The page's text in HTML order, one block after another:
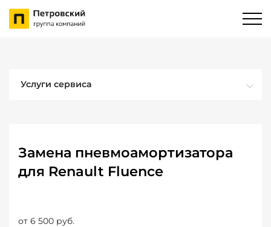
Услуги сервиса
Замена пневмоамортизатора
для Renault Fluence
от 6 500 руб.